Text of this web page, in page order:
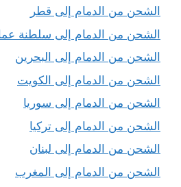
الشحن من الدمام إلى قطر
الشحن من الدمام إلى سلطنة
الشحن من الدمام إلى البحرين
الشحن من الدمام إلى الكويت
الشحن من الدمام إلى سوريا
الشحن من الدمام إلى تركيا
الشحن من الدمام إلى لبنان
الشحن من الدمام إلى المغرب